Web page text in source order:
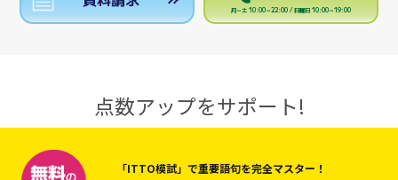
月～土 10:00～22:00 / 日曜日 10:00～19:00
点数アップをサポート!
「ITTO模試」で重要語句を完全マスター！